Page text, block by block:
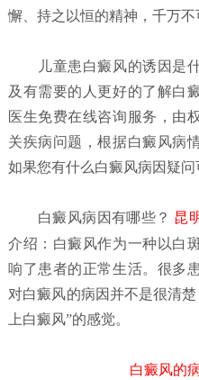
懈、持之以恒的精神，千万不
儿童患白癜风的诱因是
及有需要的人更好的了解白
医生免费在线咨询服务，由
关疾病问题，根据白癜风病
如果您有什么白癜风病因 疑问
白癜风病因有哪些？ 昆
介绍：白癜风作为一种以白
响了患者的正常生活。很多
对白癜风的病因并不是很清
上白癜风”的感觉。
白癜风的